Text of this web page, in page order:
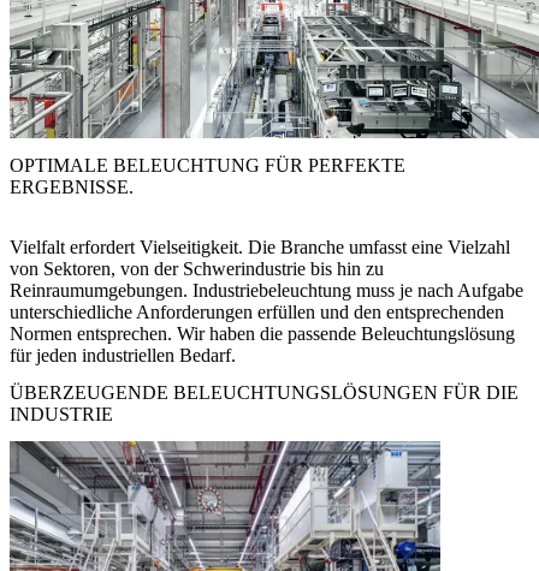
OPTIMALE BELEUCHTUNG FÜR PERFEKTE
ERGEBNISSE.
Vielfalt erfordert Vielseitigkeit. Die Branche umfasst eine Vielzahl
von Sektoren, von der Schwerindustrie bis hin zu
Reinraumumgebungen. Industriebeleuchtung muss je nach Aufgabe
unterschiedliche Anforderungen erfüllen und den entsprechenden
Normen entsprechen. Wir haben die passende Beleuchtungslösung
für jeden industriellen Bedarf.
ÜBERZEUGENDE BELEUCHTUNGSLÖSUNGEN FÜR DIE
INDUSTRIE